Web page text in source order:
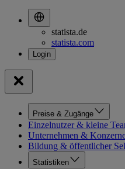
statista.de
statista.com
Preise & Zugänge
Einzelnutzer & kleine
Unternehmen &
Bildung & öffentlicher
Statistiken